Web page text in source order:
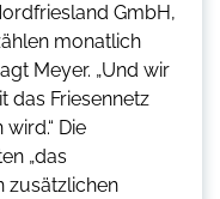
GmbH,
monatlich
Meyer. „Und wir
das Friesennetz
Die
„das
zusätzlichen